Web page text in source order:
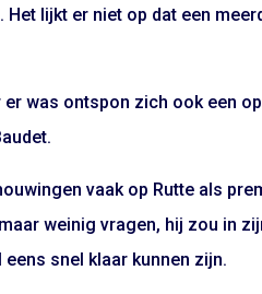
lijkt er niet op dat een
was ontspon zich ook een
vaak op Rutte als
weinig vragen, hij zou in
snel klaar kunnen zijn.